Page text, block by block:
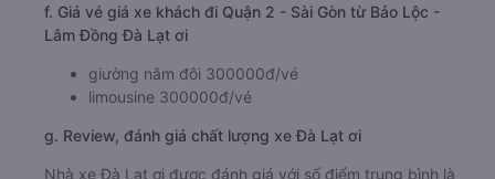
f. Giá vé giá xe khách đi Quận 2 - Sài Gòn từ Bảo Lộc -
Lâm Đồng Đà Lạt ơi
giường nằm đôi 300000đ/vé
limousine 300000đ/vé
g. Review, đánh giá chất lượng xe Đà Lạt ơi
Nhà xe Đà Lạt ơi được đánh giá với số điểm trung bình là